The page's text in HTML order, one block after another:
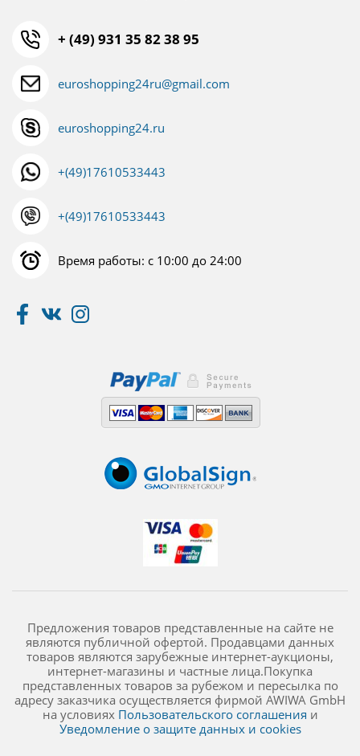
+ (49) 931 35 82 38 95
euroshopping24ru@gmail.com
euroshopping24.ru
+(49)17610533443
+(49)17610533443
Время работы: с 10:00 до 24:00
Предложения товаров представленные на сайте не
являются публичной офертой. Продавцами данных
товаров являются зарубежные интернет-аукционы,
интернет-магазины и частные лица.Покупка
представленных товаров за рубежом и пересылка по
адресу заказчика осуществляется фирмой AWIWA GmbH
на условиях Пользовательского соглашения и
Уведомление о защите данных и cookies